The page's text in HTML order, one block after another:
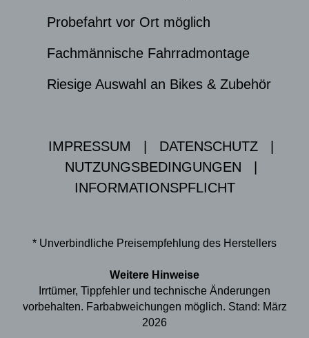
Probefahrt vor Ort möglich
Fachmännische Fahrradmontage
Riesige Auswahl an Bikes & Zubehör
IMPRESSUM DATENSCHUTZ
NUTZUNGSBEDINGUNGEN
INFORMATIONSPFLICHT
* Unverbindliche Preisempfehlung des Herstellers
Weitere Hinweise
Irrtümer, Tippfehler und technische Änderungen
vorbehalten. Farbabweichungen möglich. Stand: März
2026